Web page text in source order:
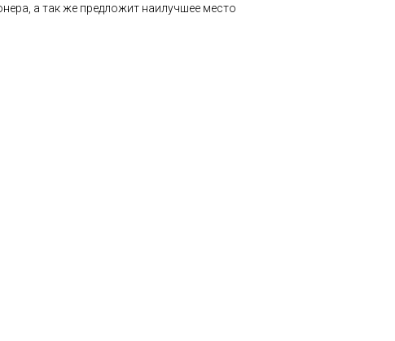
а так же предложит наилучшее место